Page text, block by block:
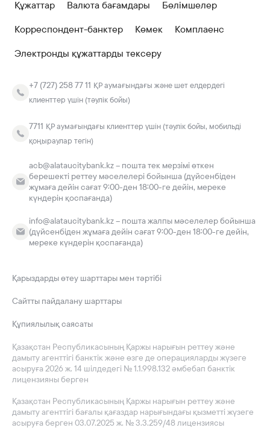
Құжаттар
Валюта бағамдары
Бөлімшелер
Корреспондент-банктер
Көмек
Комплаенс
Электронды құжаттарды тексеру
+7 (727) 258 77 11 ҚР аумағындағы және шет елдердегі
клиенттер үшін (тәулік бойы)
7711 ҚР аумағындағы клиенттер үшін (тәулік бойы, мобильді
қоңыраулар тегін)
acb@alataucitybank.kz – пошта тек мерзімі өткен
берешекті реттеу мәселелері бойынша (дүйсенбіден
жұмаға дейін сағат 9:00-ден 18:00-ге дейін, мереке
күндерін қоспағанда)
info@alataucitybank.kz – пошта жалпы мәселелер бойынша
(дүйсенбіден жұмаға дейін сағат 9:00-ден 18:00-ге дейін,
мереке күндерін қоспағанда)
Қазақстан Республикасының Қаржы нарығын реттеу және
дамыту агенттігі банктік және өзге де операцияларды жүзеге
асыруға 2026 ж. 14 шілдедегі № 1.1.998.132 әмбебап банктік
лицензияны берген
Қазақстан Республикасының Қаржы нарығын реттеу және
дамыту агенттігі бағалы қағаздар нарығындағы қызметті жүзеге
асыруға берген 03.07.2025 ж. № 3.3.259/48 лицензиясы
Қарыздарды өтеу шарттары мен тәртібі
Сайтты пайдалану шарттары
Құпиялылық саясаты